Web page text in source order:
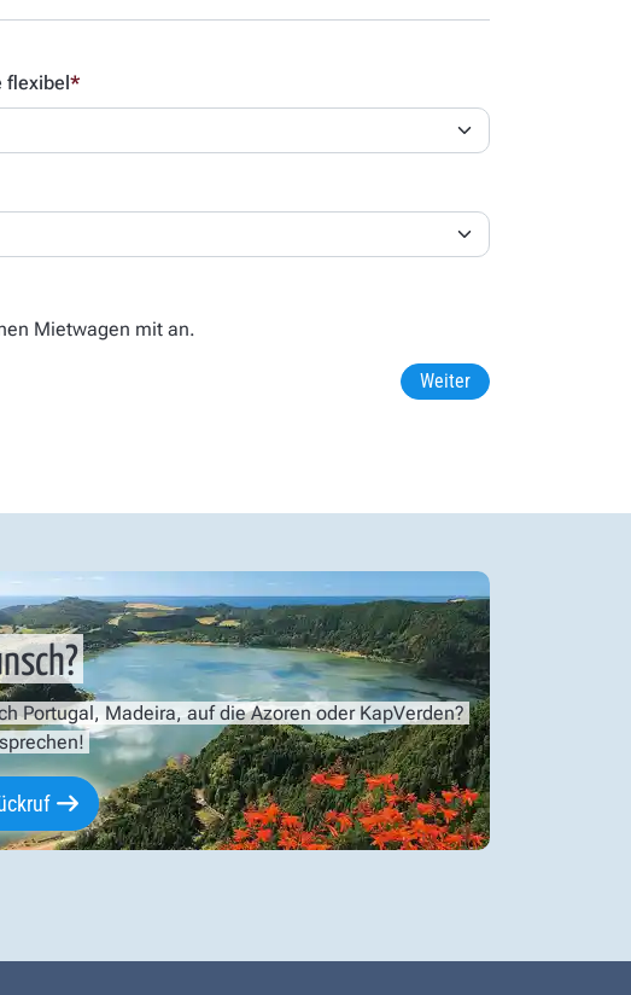
flexibel*
Mietwagen mit an.
Weiter
Portugal, Madeira, auf die Azoren oder KapVerden?